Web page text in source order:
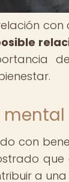
mental
con
a